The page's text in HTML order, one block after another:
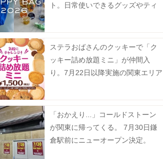
ト。日常使いできるグッズやティ
ステラおばさんのクッキーで「ク
ッキー詰め放題ミニ」が仲間入
り。7月22日以降実施の関東エリア
「おかえり...」コールドストーン
が関東に帰ってくる。 7月30日鎌
倉駅前にニューオープン決定。